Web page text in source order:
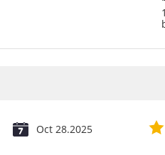
1
Oct 28.2025